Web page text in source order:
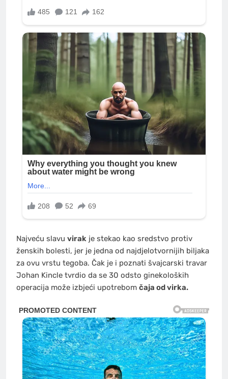
Najveću slavu virak je stekao kao sredstvo protiv
ženskih bolesti, jer je jedna od najdjelotvornijih biljaka
za ovu vrstu tegoba. Čak je i poznati švajcarski travar
Johan Kincle tvrdio da se 30 odsto ginekoloških
operacija može izbjeći upotrebom čaja od virka.